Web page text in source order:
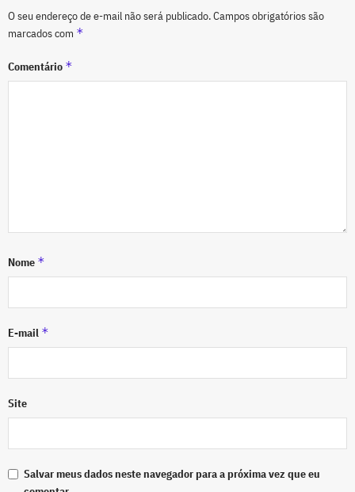
O seu endereço de e-mail não será publicado.Campos obrigatórios são
marcados com *
Comentário *
Nome *
E-mail *
Site
Salvar meus dados neste navegador para a próxima vez que eu